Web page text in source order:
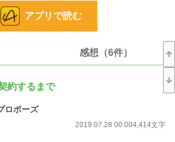
マークはつけていません。
以外、『ムーンライトノベルズ』と『アルファポリ
ております。
一話ずつ、０時ジャストに公開にて完結します。
があります。以上苦手な方はパスして頂ければ
、『ムーンライトノベルズ』版は『活動報告』に
『近況ボード』にてさせて頂いております。
アプリで読む
感想（6件）
約するまで
ロポーズ
2019.07.28 00:004,414文字